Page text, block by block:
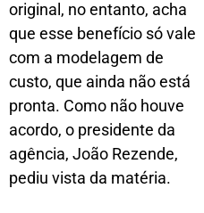
original, no entanto, acha
que esse benefício só vale
com a modelagem de
custo, que ainda não está
pronta. Como não houve
acordo, o presidente da
agência, João Rezende,
pediu vista da matéria.